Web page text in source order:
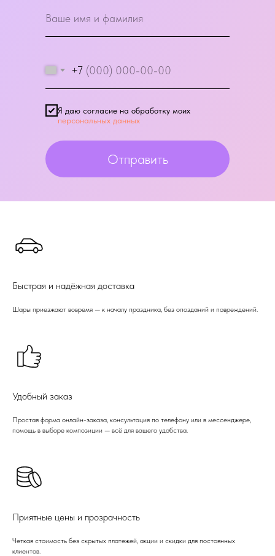
+7
Я даю согласие на обработку моих
персональных данных
Отправить
Быстрая и надёжная доставка
Шары приезжают вовремя — к началу праздника, без опозданий и повреждений.
Удобный заказ
Простая форма онлайн-заказа, консультация по телефону или в мессенджере,
помощь в выборе композиции — всё для вашего удобства.
Приятные цены и прозрачность
Четкая стоимость без скрытых платежей, акции и скидки для постоянных
клиентов.